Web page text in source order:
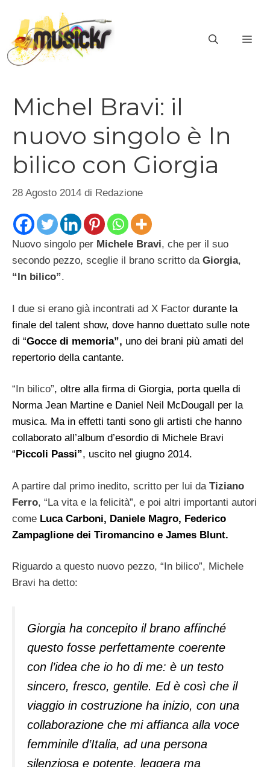
contenuto
Michel Bravi: il
nuovo singolo è In
bilico con Giorgia
28 Agosto 2014 di Redazione
Nuovo singolo per Michele Bravi, che per il suo
secondo pezzo, sceglie il brano scritto da Giorgia,
“In bilico”.
I due si erano già incontrati ad X Factor durante la
finale del talent show, dove hanno duettato sulle note
di “Gocce di memoria”, uno dei brani più amati del
repertorio della cantante.
“In bilico”, oltre alla firma di Giorgia, porta quella di
Norma Jean Martine e Daniel Neil McDougall per la
musica. Ma in effetti tanti sono gli artisti che hanno
collaborato all’album d’esordio di Michele Bravi
“ Piccoli Passi”, uscito nel giugno 2014.
A partire dal primo inedito, scritto per lui da Tiziano
Ferro, “La vita e la felicità”, e poi altri importanti autori
come Luca Carboni, Daniele Magro, Federico
Zampaglione dei Tiromancino e James Blunt.
Riguardo a questo nuovo pezzo, “In bilico”, Michele
Bravi ha detto:
Giorgia ha concepito il brano affinché
questo fosse perfettamente coerente
con l’idea che io ho di me: è un testo
sincero, fresco, gentile. Ed è così che il
viaggio in costruzione ha inizio, con una
collaborazione che mi affianca alla voce
femminile d’Italia, ad una persona
silenziosa e potente, leggera ma